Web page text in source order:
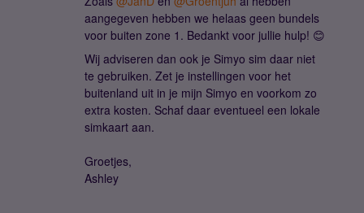
aangegeven hebben we helaas geen bundels
voor buiten zone 1. Bedankt voor jullie hulp! 😊
Wij adviseren dan ook je Simyo sim daar niet
te gebruiken. Zet je instellingen voor het
buitenland uit in je mijn Simyo en voorkom zo
extra kosten. Schaf daar eventueel een lokale
simkaart aan.
Groetjes,
Ashley